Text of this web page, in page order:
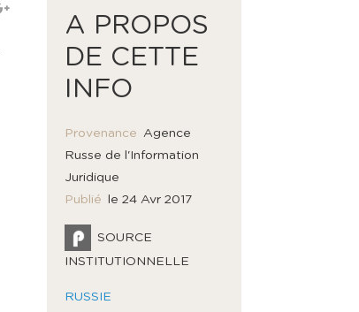
A PROPOS
DE CETTE
INFO
Provenance
Agence
Russe de l'Information
Juridique
Publié
le 24 Avr 2017
SOURCE
INSTITUTIONNELLE
RUSSIE